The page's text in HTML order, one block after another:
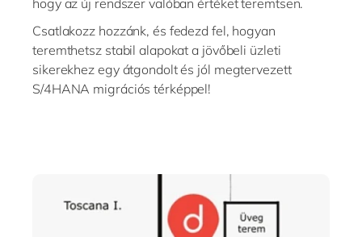
Csatlakozz hozzánk, és fedezd fel, hogyan
teremthetsz stabil alapokat a jövőbeli üzleti
sikerekhez egy átgondolt és jól megtervezett
S/4HANA migrációs térképpel!